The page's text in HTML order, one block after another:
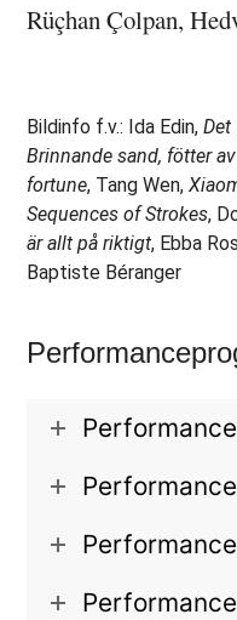
Rüçhan Çolpan,
Bildinfo f.v.: Ida Edin,Det
Brinnande sand, fötter
fortune, Tang Wen,
Sequences of Strokes,
är allt på riktigt, Ebba
Baptiste Béranger